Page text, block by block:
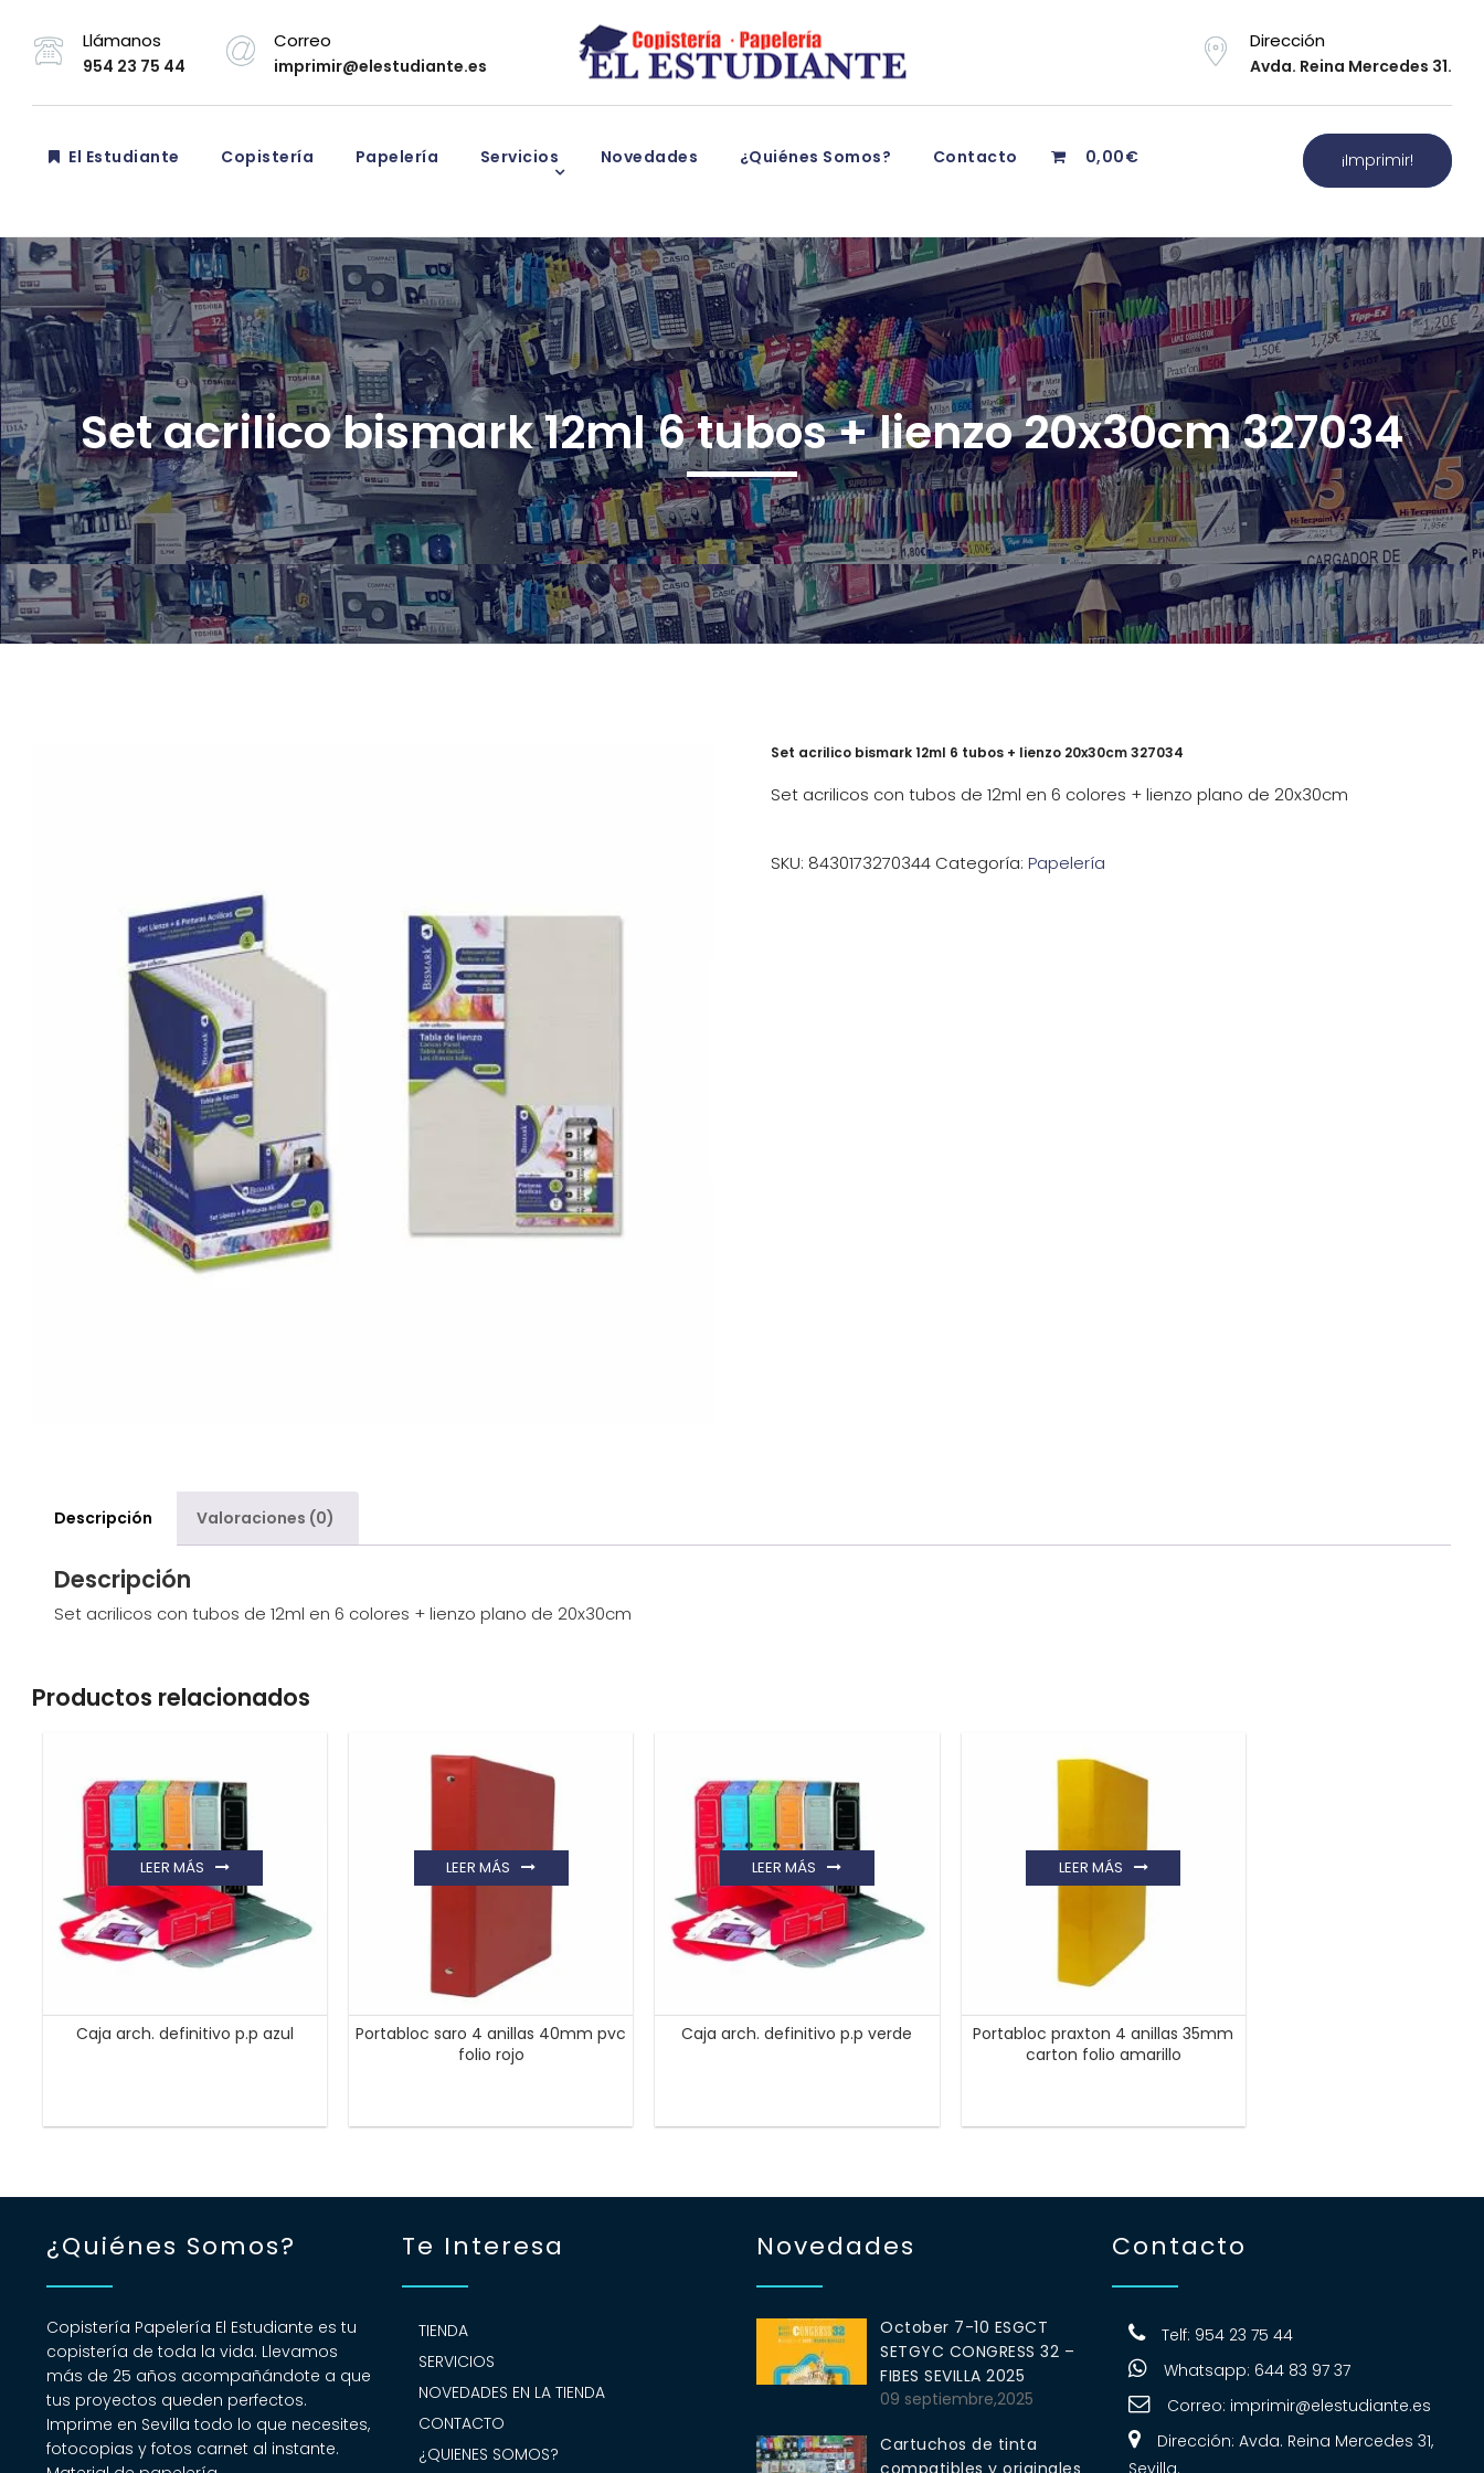
Llámanos
954 23 75 44
Correo
imprimir@elestudiante.es
Dirección
Avda. Reina Mercedes 31.
El Estudiante Copistería Papelería Servicios Novedades ¿Quiénes Somos? Contacto 0,00€ ¡Imprimir!
Set acrilico bismark 12ml 6 tubos + lienzo 20x30cm 327034
Set acrilico bismark 12ml 6 tubos + lienzo 20x30cm 327034
Set acrilicos con tubos de 12ml en 6 colores + lienzo plano de 20x30cm
SKU: 8430173270344 Categoría: Papelería
Descripción Valoraciones (0)
Descripción
Set acrilicos con tubos de 12ml en 6 colores + lienzo plano de 20x30cm
Productos relacionados
Caja arch. definitivo p.p azul
LEER MÁS
Portabloc saro 4 anillas 40mm pvc
folio rojo
LEER MÁS
Caja arch. definitivo p.p verde
LEER MÁS
Portabloc praxton 4 anillas 35mm
carton folio amarillo
LEER MÁS
¿Quiénes Somos?
Copistería Papelería El Estudiante es tu
copistería de toda la vida. Llevamos
más de 25 años acompañándote a que
tus proyectos queden perfectos.
Imprime en Sevilla todo lo que necesites,
fotocopias y fotos carnet al instante.
Te Interesa
TIENDA
SERVICIOS
NOVEDADES EN LA TIENDA
CONTACTO
¿QUIENES SOMOS?
Novedades
October 7-10 ESGCT
SETGYC CONGRESS 32 –
FIBES SEVILLA 2025
09 septiembre,2025
Cartuchos de tinta
Contacto
Telf: 954 23 75 44
Whatsapp: 644 83 97 37
Correo: imprimir@elestudiante.es
Dirección: Avda. Reina Mercedes 31,